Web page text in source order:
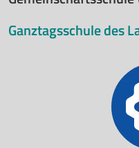
Ganztagsschule des